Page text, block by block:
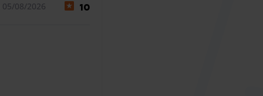
08/2026 10